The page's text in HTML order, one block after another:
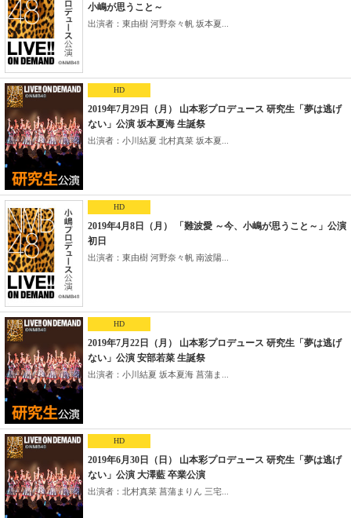
小嶋が思うこと～
出演者：東由樹 河野奈々帆 坂本夏...
HD
2019年7月29日（月） 山本彩プロデュース 研究生「夢は逃げ
ない」公演 坂本夏海 生誕祭
出演者：小川結夏 北村真菜 坂本夏...
HD
2019年4月8日（月） 「難波愛 ～今、小嶋が思うこと～」公演
初日
出演者：東由樹 河野奈々帆 南波陽...
HD
2019年7月22日（月） 山本彩プロデュース 研究生「夢は逃げ
ない」公演 安部若菜 生誕祭
出演者：小川結夏 坂本夏海 菖蒲ま...
HD
2019年6月30日（日） 山本彩プロデュース 研究生「夢は逃げ
ない」公演 大澤藍 卒業公演
出演者：北村真菜 菖蒲まりん 三宅...